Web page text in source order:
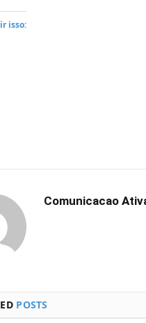
isso:
Comunicacao
POSTS